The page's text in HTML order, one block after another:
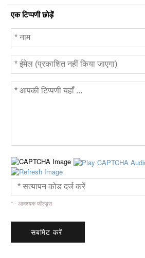
एक टिप्पणी छोड़ें
* - आवश्यक फील्ड्स